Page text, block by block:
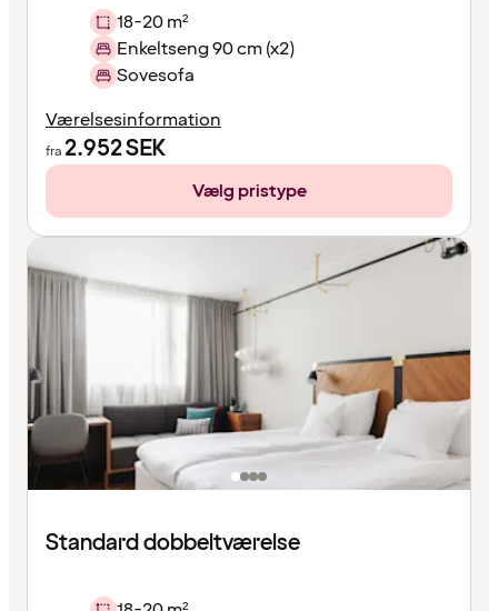
18-20 m²
Enkeltseng 90 cm (x2)
Sovesofa
Værelsesinformation
fra 2.952SEK
Vælg pristype
Standard dobbeltværelse